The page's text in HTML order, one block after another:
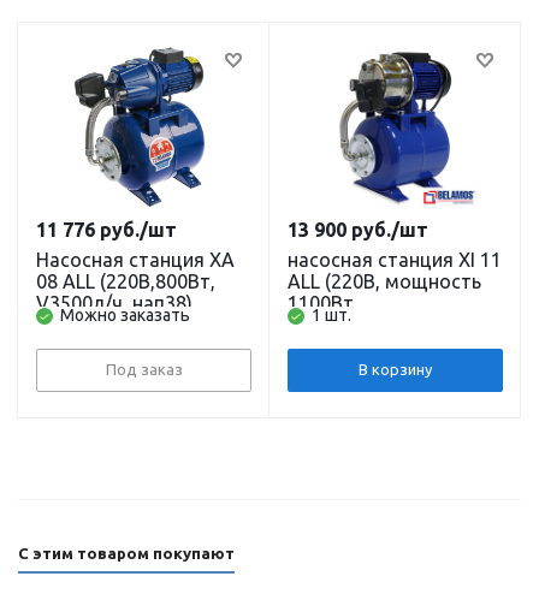
Насосная станция XA
08 ALL (220В,800Вт,
V3500л/ч, нап38)
кабель 1,5 м. BELAMOS
Можно заказать
11 776 руб./шт
Под заказ
насосная станция XI 11
ALL (220В, мощность
1100Вт,
производительность
3500л/ч, напор 47 м,
глубина всасывания 8
м) кабель 1,5 м.
1 шт.
13 900 руб./шт
В корзину
С этим товаром покупают